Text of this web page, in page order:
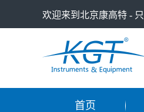
欢迎来到北京康高特 -
首页